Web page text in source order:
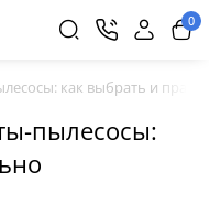
0
как выбрать и
пылесосы: